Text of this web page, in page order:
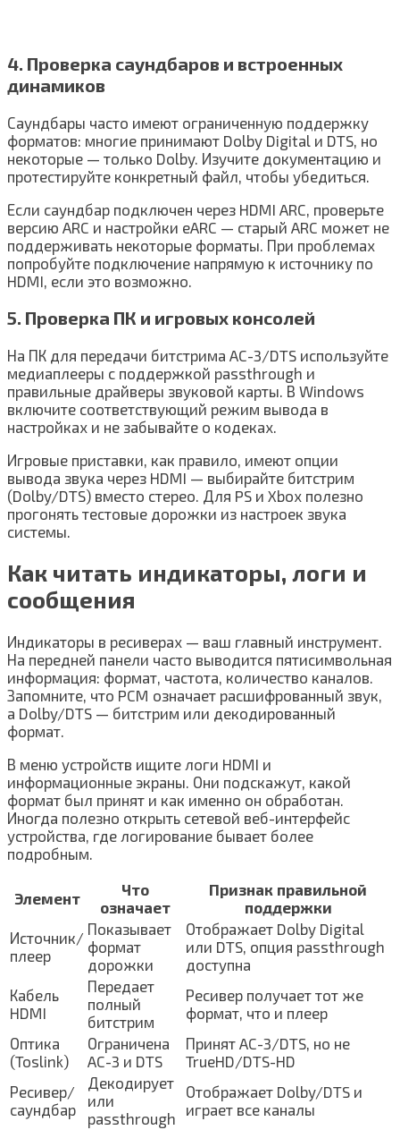
4. Проверка саундбаров и встроенных
динамиков
Саундбары часто имеют ограниченную поддержку
форматов: многие принимают Dolby Digital и DTS, но
некоторые — только Dolby. Изучите документацию и
протестируйте конкретный файл, чтобы убедиться.
Если саундбар подключен через HDMI ARC, проверьте
версию ARC и настройки eARC — старый ARC может не
поддерживать некоторые форматы. При проблемах
попробуйте подключение напрямую к источнику по
HDMI, если это возможно.
5. Проверка ПК и игровых консолей
На ПК для передачи битстрима AC-3/DTS используйте
медиаплееры с поддержкой passthrough и
правильные драйверы звуковой карты. В Windows
включите соответствующий режим вывода в
настройках и не забывайте о кодеках.
Игровые приставки, как правило, имеют опции
вывода звука через HDMI — выбирайте битстрим
(Dolby/DTS) вместо стерео. Для PS и Xbox полезно
прогонять тестовые дорожки из настроек звука
системы.
Как читать индикаторы, логи и
сообщения
Индикаторы в ресиверах — ваш главный инструмент.
На передней панели часто выводится пятисимвольная
информация: формат, частота, количество каналов.
Запомните, что PCM означает расшифрованный звук,
а Dolby/DTS — битстрим или декодированный
формат.
В меню устройств ищите логи HDMI и
информационные экраны. Они подскажут, какой
формат был принят и как именно он обработан.
Иногда полезно открыть сетевой веб-интерфейс
устройства, где логирование бывает более
подробным.
Элемент
Что
означает
Признак правильной
поддержки
Источник/
плеер
Показывает
формат
дорожки
Отображает Dolby Digital
или DTS, опция passthrough
доступна
Кабель
HDMI
Передает
полный
битстрим
Ресивер получает тот же
формат, что и плеер
Оптика
(Toslink)
Ограничена
AC-3 и DTS
Принят AC-3/DTS, но не
TrueHD/DTS-HD
Ресивер/
саундбар
Декодирует
или
passthrough
Отображает Dolby/DTS и
играет все каналы